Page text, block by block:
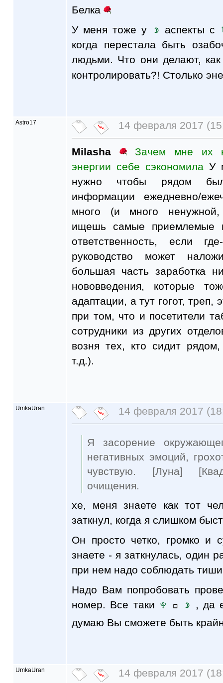
Белка
У меня тоже у
аспекты с
когда перестала быть
людьми. Что они делают,
контролировать?! Столько
Astro17 14 февраля 2017
Milasha
Зачем мне их
энергии себе сэкономила У
нужно чтобы рядом
информации ежедневно/
много (и много ненужной,
ищешь самые приемлемые
ответственность, если
руководство может
большая часть заработка
нововведения, которые
адаптации, а тут гогот, треп,
при том, что и посетители
сотрудники из других
возня тех, кто сидит
т.д.).
UmkaUran 14 февраля 2017
Я засорение
негативных эмоций,
чувствую. [Луна]
очищения.
хе, меня знаете как тот
заткнул, когда я слишком
Он просто четко, громко и
знаете - я заткнулась, один
при нем надо соблюдать
Надо Вам попробовать
номер. Все таки
, да
думаю Вы сможете быть
UmkaUran 14 февраля 2017